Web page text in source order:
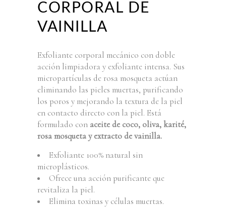
CORPORAL DE
VAINILLA
Exfoliante corporal mecánico con doble
acción limpiadora y exfoliante intensa. Sus
micropartículas de rosa mosqueta actúan
eliminando las pieles muertas, purificando
los poros y mejorando la textura de la piel
en contacto directo con la piel. Está
formulado con aceite de coco, oliva, karité,
rosa mosqueta y extracto de vainilla.
Exfoliante 100% natural sin
microplásticos.
Ofrece una acción purificante que
revitaliza la piel.
Elimina toxinas y células muertas.